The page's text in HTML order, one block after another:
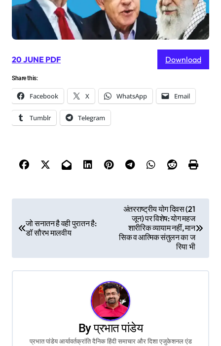
20 JUNE PDF Download
Share this:
Facebook X WhatsApp Email
Tumblr Telegram
o
t
जो सनातन है वही पुरातन है:
डॉ सौरभ मालवीय
अंतरराष्ट्रीय योग दिवस (21
जून) पर विशेष: योग महज
शारीरिक व्यायाम नहीं, मान
सिक व आत्मिक संतुलन का ज
रिया भी
Byप्रभात पांडेय
प्रभात पांडेय आर्यावर्तक्रांति दैनिक हिंदी समाचार और दिशा एजुकेशनल एंड